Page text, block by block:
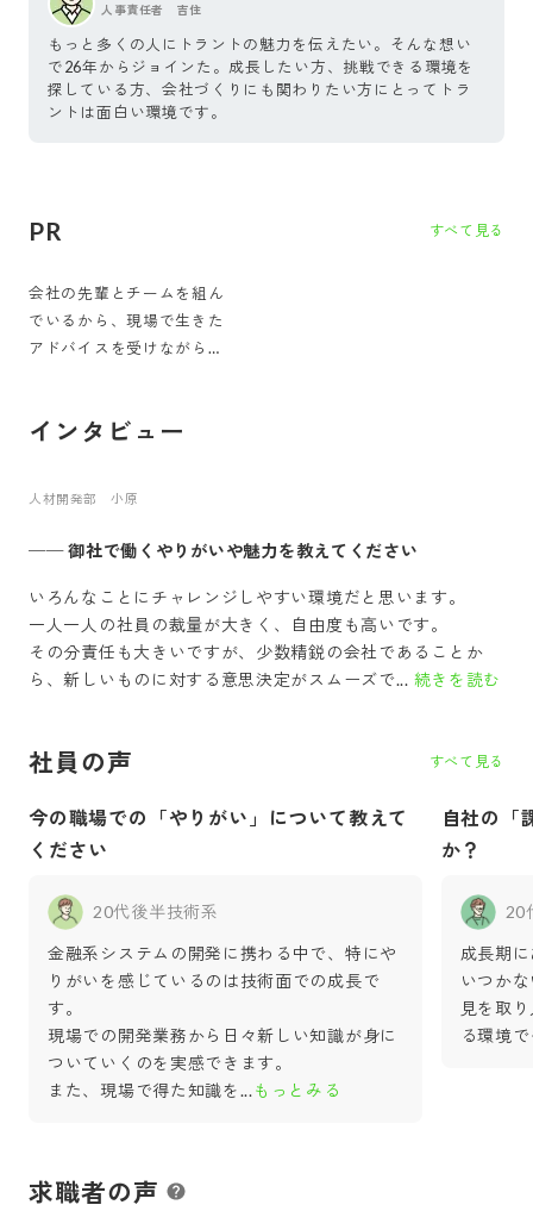
人事責任者 吉住
もっと多くの人にトラントの魅力を伝えたい。そんな想い
で26年からジョインた。成長したい方、挑戦できる環境を
探している方、会社づくりにも関わりたい方にとってトラ
ントは面白い環境です。
PR すべて見る
会社の先輩とチームを組ん
でいるから、現場で生きた
アドバイスを受けながら仕
インタビュー
人材開発部 小原
──御社で働くやりがいや魅力を教えてください
いろんなことにチャレンジしやすい環境だと思います。
一人一人の社員の裁量が大きく、自由度も高いです。
その分責任も大きいですが、少数精鋭の会社であることか
ら、新しいものに対する意思決定がスムーズで... 続きを読む
社員の声 すべて見る
今の職場での「やりがい」について教えて
ください
20代後半技術系
金融系システムの開発に携わる中で、特にや
りがいを感じているのは技術面での成長で
す。
現場での開発業務から日々新しい知識が身に
ついていくのを実感できます。
また、現場で得た知識を...もっとみる
自社の「
か？
20
成長期
いつか
見を取
る環境
求職者の声